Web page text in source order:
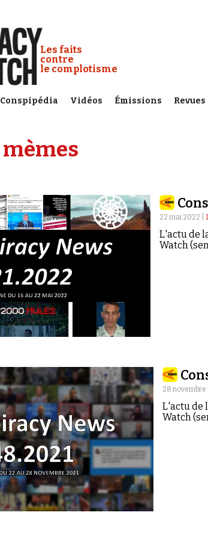
Conspiracy Watch :
Les faits
contre
le complotisme
Conspipédia Vidéos Émissions
mèmes
22 mai 2022 |
L'actu de
Watch
28 novembre
L'actu de
Watch